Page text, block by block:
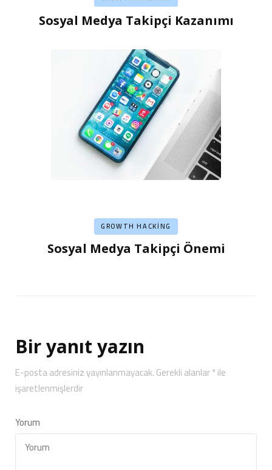
Sosyal Medya Takipçi Kazanımı
GROWTH HACKING
Sosyal Medya Takipçi Önemi
Bir yanıt yazın
E-posta adresiniz yayınlanmayacak.Gerekli alanlar*ile
işaretlenmişlerdir
Yorum